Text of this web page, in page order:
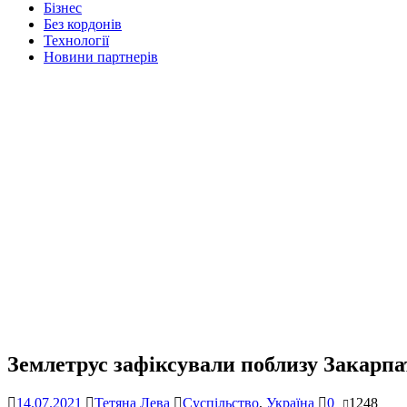
Бізнес
Без кордонів
Технології
Новини партнерів
Землетрус зафіксували поблизу
14.07.2021 Тетяна Лева Суспільство, Україна 0 1248